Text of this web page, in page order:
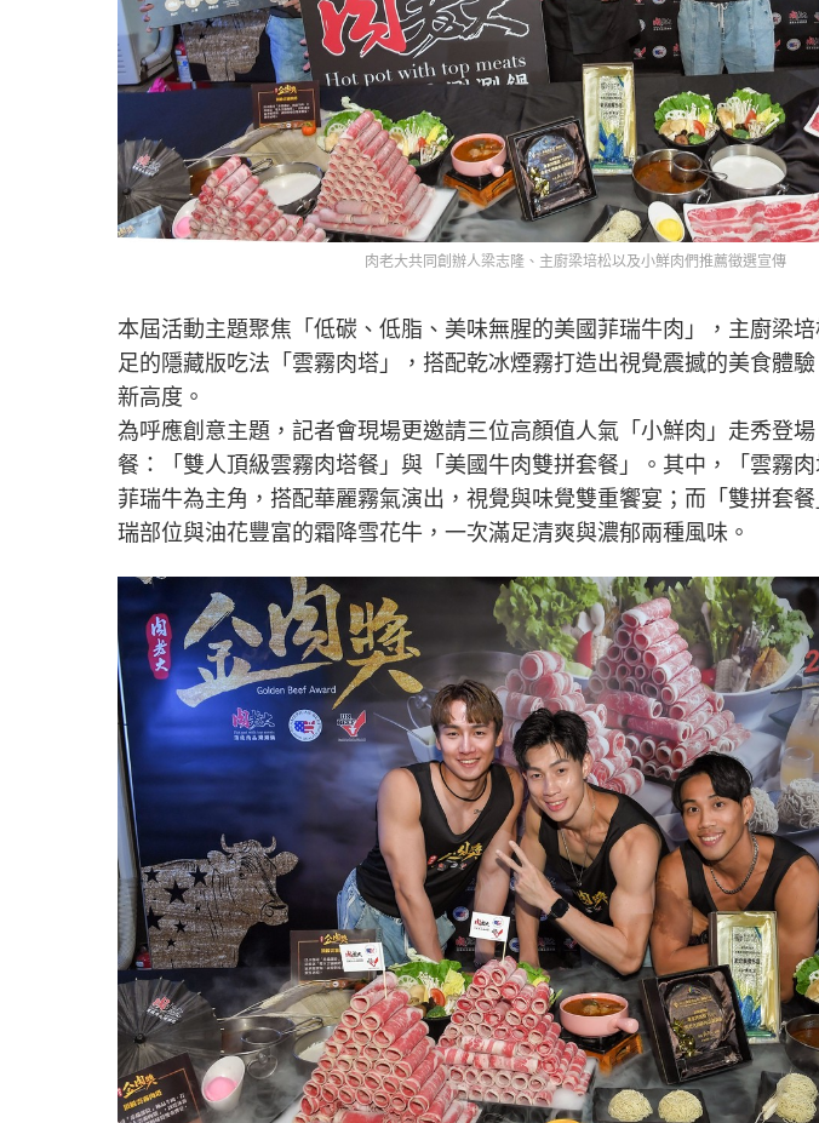
肉老大共同創辦人梁志隆、主廚梁培松以及小鮮肉們推薦徵選宣傳
本屆活動主題聚焦「低碳、低脂、美味無腥的美國菲瑞牛肉」，主廚梁
足的隱藏版吃法「雲霧肉塔」，搭配乾冰煙霧打造出視覺震撼的美食體
新高度。
為呼應創意主題，記者會現場更邀請三位高顏值人氣「小鮮肉」走秀登
餐：「雙人頂級雲霧肉塔餐」與「美國牛肉雙拼套餐」。其中，「雲霧
菲瑞牛為主角，搭配華麗霧氣演出，視覺與味覺雙重饗宴；而「雙拼套
瑞部位與油花豐富的霜降雪花牛，一次滿足清爽與濃郁兩種風味。